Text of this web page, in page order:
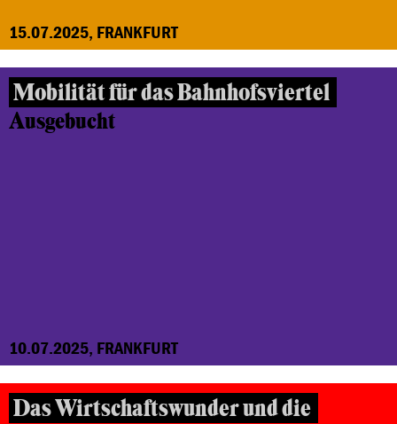
15.07.2025, FRANKFURT
Mobilität für das Bahnhofsviertel
Ausgebucht
10.07.2025, FRANKFURT
Das Wirtschaftswunder und die